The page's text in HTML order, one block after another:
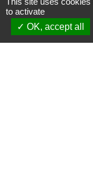
Conservatoire
naturels en
Conseil
to activate
OK, accept all